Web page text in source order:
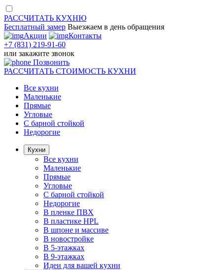
РАССЧИТАТЬ КУХНЮ
Бесплатный замер Выезжаем в день обращения
Акции
Контакты
+7 (831) 219-91-60
или закажите звонок
Позвонить
РАССЧИТАТЬ СТОИМОСТЬ КУХНИ
Все кухни
Маленькие
Прямые
Угловые
С барной стойкой
Недорогие
Кухни
Все кухни
Маленькие
Прямые
Угловые
С барной стойкой
Недорогие
В пленке ПВХ
В пластике HPL
В шпоне и массиве
В новостройке
В 5-этажках
В 9-этажках
Идеи для вашей кухни